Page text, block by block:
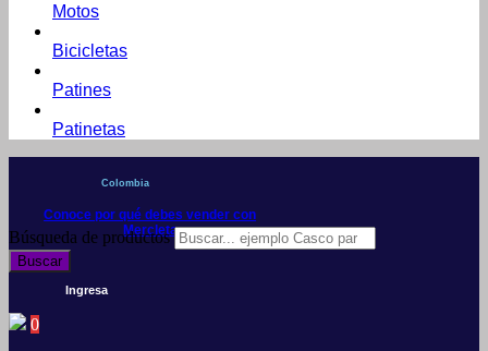
Motos
Bicicletas
Patines
Patinetas
Colombia
Conoce por qué debes vender con
Mercleta
Búsqueda de productos
Buscar
Ingresa
0